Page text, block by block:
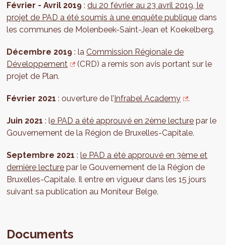
Février - Avril 2019 :du 20 février au 23 avril 2019, le
projet de PAD a été soumis à une enquête publique dans
les communes de Molenbeek-Saint-Jean et Koekelberg.
Décembre 2019 : laCommission Régionale de
Développement
(CRD) a remis son avis portant sur le
projet de Plan.
Février 2021 : ouverture de l’ Infrabel Academy .
Juin 2021 : le PAD a été approuvé en 2ème lecture par le
Gouvernement de la Région de Bruxelles-Capitale.
Septembre 2021 :le PAD a été approuvé en 3ème et
dernière lecture par le Gouvernement de la Région de
Bruxelles-Capitale. Il entre en vigueur dans les 15 jours
suivant sa publication au Moniteur Belge.
Documents